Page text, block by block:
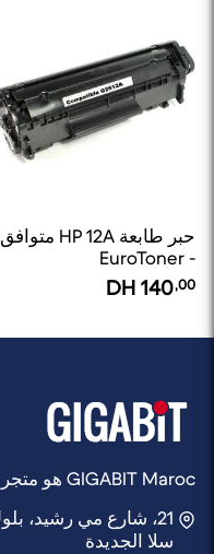
حبر طابعة HP 12A متوافق
- EuroToner
140,00
GIGABIT Maroc هو متجر تديره شركة Rocket Web
21، شارع مي رشيد، بلوك A، متجر 6,
سلا الجديدة